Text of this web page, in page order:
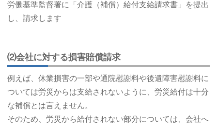
労働基準監督署に「介護（補償）給付支給請求書」を提出
し、請求します
⑵会社に対する損害賠償請求
例えば、休業損害の一部や通院慰謝料や後遺障害慰謝料に
ついては労災からは支給されないように、労災給付は十分
な補償とは言えません。
そのため、労災から給付されない部分については、会社へ